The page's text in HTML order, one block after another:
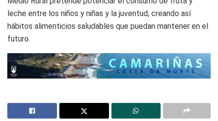
leche entre los niños y niñas y la juventud, creando así
hábitos alimenticios saludables que puedan mantener en el
futuro.